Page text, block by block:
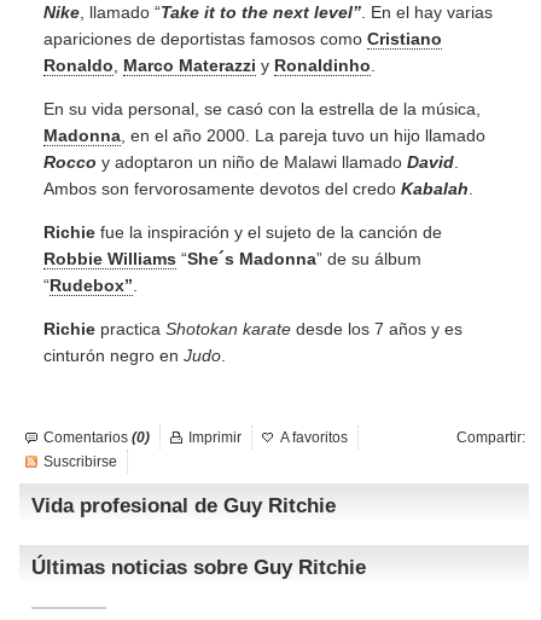
Nike , llamado “Take it to the next level” . En el hay varias
apariciones de deportistas famosos como Cristiano
Ronaldo
Marco Materazzi y Ronaldinho
En su vida personal, se casó con la estrella de la música,
Madonna , en el año 2000. La pareja tuvo un hijo llamado
Rocco y adoptaron un niño de Malawi llamado David
Ambos son fervorosamente devotos del credo Kabalah
Richie fue la inspiración y el sujeto de la canción de
Robbie Williams “She´s Madonna” de su álbum
“Rudebox”
Richie practica Shotokan karate desde los 7 años y es
cinturón negro en Judo
Comentarios (0) Compartir:
Imprimir
A favoritos
Suscribirse
Vida profesional de Guy Ritchie
Últimas noticias sobre Guy Ritchie